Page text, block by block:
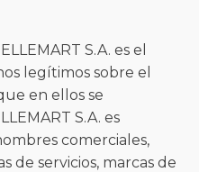
S.A. es el
legítimos sobre el
en ellos se
S.A. es
comerciales,
de servicios, marcas de